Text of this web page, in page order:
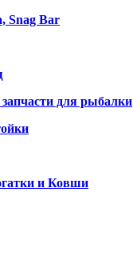
Snag Bar
для рыбалки
и Ковши